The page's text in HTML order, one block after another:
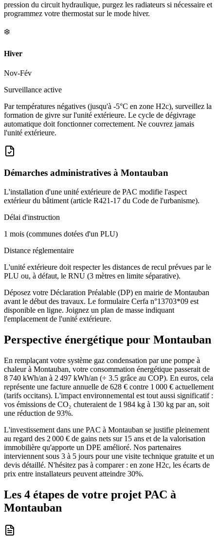
pression du circuit hydraulique, purgez les radiateurs si nécessaire et
programmez votre thermostat sur le mode hiver.
❄️
Hiver
Nov-Fév
Surveillance active
Par températures négatives (jusqu'à -5°C en zone H2c), surveillez la
formation de givre sur l'unité extérieure. Le cycle de dégivrage
automatique doit fonctionner correctement. Ne couvrez jamais
l'unité extérieure.
Démarches administratives à Montauban
L'installation d'une unité extérieure de PAC modifie l'aspect
extérieur du bâtiment (article R421-17 du Code de l'urbanisme).
Délai d'instruction
1 mois (communes dotées d'un PLU)
Distance réglementaire
L'unité extérieure doit respecter les distances de recul prévues par le
PLU ou, à défaut, le RNU (3 mètres en limite séparative).
Déposez votre Déclaration Préalable (DP) en mairie de Montauban
avant le début des travaux. Le formulaire Cerfa n°13703*09 est
disponible en ligne. Joignez un plan de masse indiquant
l'emplacement de l'unité extérieure.
Perspective énergétique pour Montauban
En remplaçant votre système gaz condensation par une pompe à
chaleur à Montauban, votre consommation énergétique passerait de
8 740 kWh/an à 2 497 kWh/an (÷ 3.5 grâce au COP). En euros, cela
représente une facture annuelle de 628 € contre 1 000 € actuellement
(tarifs occitans). L'impact environnemental est tout aussi significatif :
vos émissions de CO₂ chuteraient de 1 984 kg à 130 kg par an, soit
une réduction de 93%.
L'investissement dans une PAC à Montauban se justifie pleinement
au regard des 2 000 € de gains nets sur 15 ans et de la valorisation
immobilière qu'apporte un DPE amélioré. Nos partenaires
interviennent sous 3 à 5 jours pour une visite technique gratuite et un
devis détaillé. N'hésitez pas à comparer : en zone H2c, les écarts de
prix entre installateurs peuvent atteindre 30%.
Les 4 étapes de votre projet PAC à
Montauban